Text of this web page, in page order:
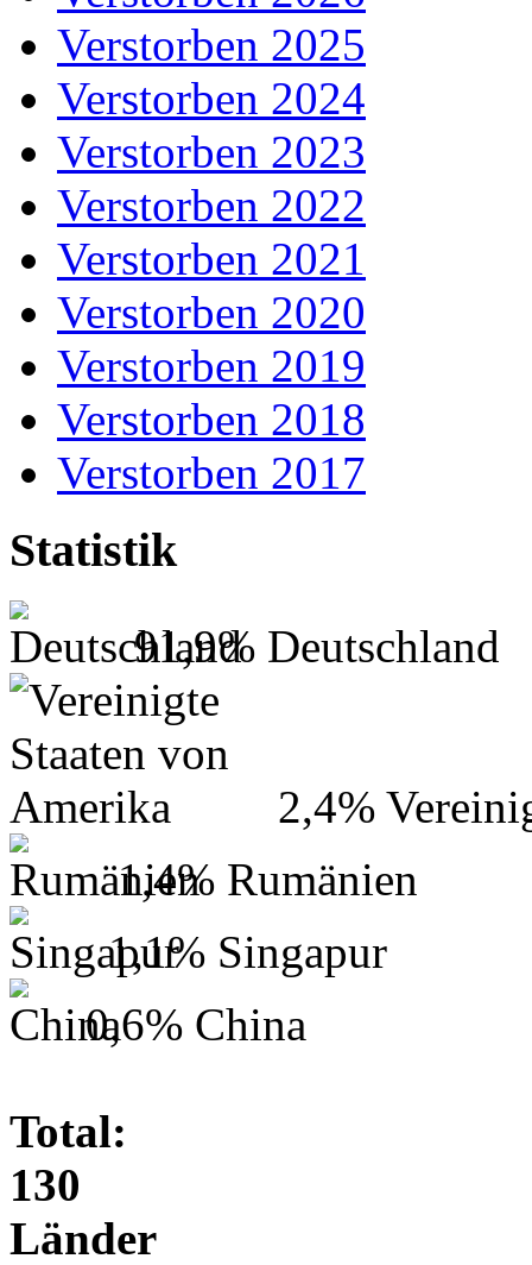
Verstorben 2025
Verstorben 2024
Verstorben 2023
Verstorben 2022
Verstorben 2021
Verstorben 2020
Verstorben 2019
Verstorben 2018
Verstorben 2017
Statistik
91,9% Deutschland
2,4%
1,4% Rumänien
1,1% Singapur
0,6% China
Total:
130
Länder